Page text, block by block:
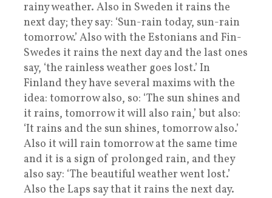
rainy weather. Also in Sweden it rains the
next day; they say: ‘Sun-rain today, sun-rain
tomorrow.’ Also with the Estonians and Fin-
Swedes it rains the next day and the last ones
say, ‘the rainless weather goes lost.’ In
Finland they have several maxims with the
idea: tomorrow also, so: ‘The sun shines and
it rains, tomorrow it will also rain,’ but also:
‘It rains and the sun shines, tomorrow also.’
Also it will rain tomorrow at the same time
and it is a sign of prolonged rain, and they
also say: ‘The beautiful weather went lost.’
Also the Laps say that it rains the next day.